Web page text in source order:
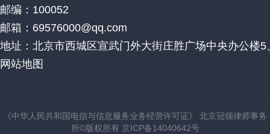
邮编：100052
邮箱：69576000@qq.com
地址：北京市西城区宣武门外大街庄胜广场中央办公楼5
网站地图
《中华人民共和国电信与信息服务业务经营许可证》 北京冠领律师事务
所©版权所有 京ICP备14040642号